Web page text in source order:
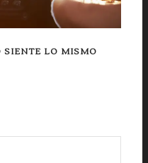
SIENTE LO MISMO